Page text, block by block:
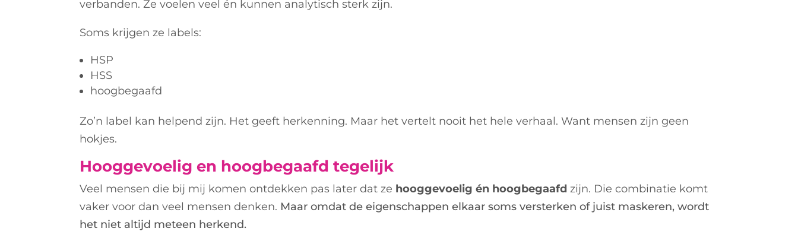
verbanden.Ze voelen veel én kunnen analytisch sterk zijn.
Soms krijgen ze labels:
HSP
HSS
hoogbegaafd
Zo’n label kan helpend zijn. Het geeft herkenning. Maar het vertelt nooit het hele verhaal. Want mensen zijn geen
hokjes.
Hooggevoelig en hoogbegaafd tegelijk
Veel mensen die bij mij komen ontdekken pas later dat ze hooggevoelig én hoogbegaafd zijn. Die combinatie komt
vaker voor dan veel mensen denken. Maar omdat de eigenschappen elkaar soms versterken of juist maskeren, wordt
het niet altijd meteen herkend.